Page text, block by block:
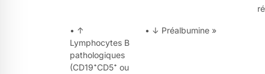
• ↑
Lymphocytes B
pathologiques
(CD19⁺CD5⁺ ou
• ↓ Préalbumine »